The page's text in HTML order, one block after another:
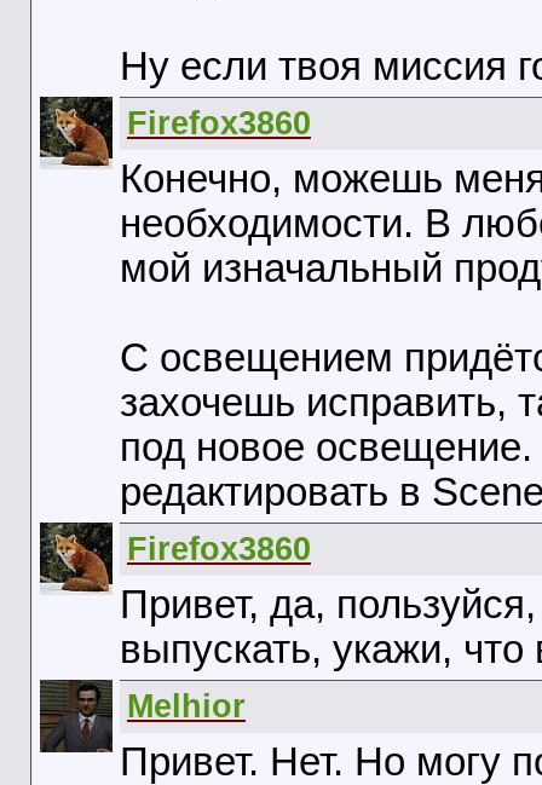
Ну если твоя миссия
Firefox3860
Конечно, можешь
необходимости. В
мой изначальный
С освещением
захочешь исправить,
под новое
редактировать в
Firefox3860
Привет, да,
выпускать, укажи, что
Melhior
Привет. Нет. Но могу